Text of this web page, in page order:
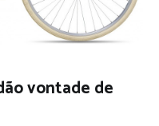
vontade de